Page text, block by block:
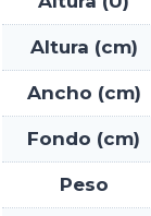
Altura (cm)
Ancho (cm)
Fondo (cm)
Peso